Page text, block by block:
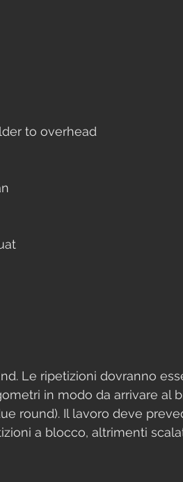
to overhead
Le ripetizioni dovranno
in modo da arrivare al
round). Il lavoro deve
a blocco, altrimenti